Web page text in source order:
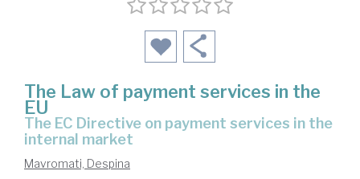
The Law of payment services in the
EU
the EC Directive on payment services in the
internal market
Mavromati, Despina